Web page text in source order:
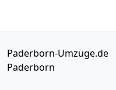
Paderborn-Umzüge.de
Paderborn